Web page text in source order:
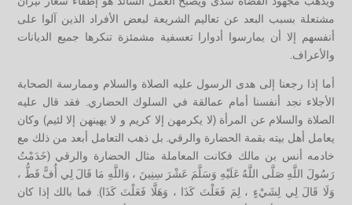
مشتعلة بسبب البعد عن تعاليم الشريعة لبعض الأفراد الذين آلوا على
أنفسهم إلا أن يمارسوا أدوارا تعسفية مشمئزة تنكرها جميع الديانات
والأعراف.
أما إذا رجعنا إلى هدى الرسول عليه الصلاة والسلام وممارسة الصحابة
الأجلاء نجد أنفسنا أمام عمالقة في السلوك الحضاري. فقد قال عليه
الصلاة والسلام عن المرأة (لا يكرمهن إلا كريم و لا يهينهن إلا لئيم) وكان
يعامل أهل بيته بقمة الحضارة والرقي. بل ذهب التعامل أبعد من ذلك مع
خادمه أنس بن مالك فكانت المعاملة مثال الحضارة والرقي (خَدَمْتُ
رَسُولَ اللَّهِ صَلَّى اللَّهُ عَلَيْهِ وَسَلَّمَ عَشْرَ سِنِينَ ، وَاللَّهِ مَا قَالَ لِي أُفًّ قَطُّ ،
وَلَا قَالَ لِي لِشَيْءٍ ، لِمَ فَعَلْتَ كَذَا ، وَهَلَّا فَعَلْتَ كَذَا). فما بالك إذا كان